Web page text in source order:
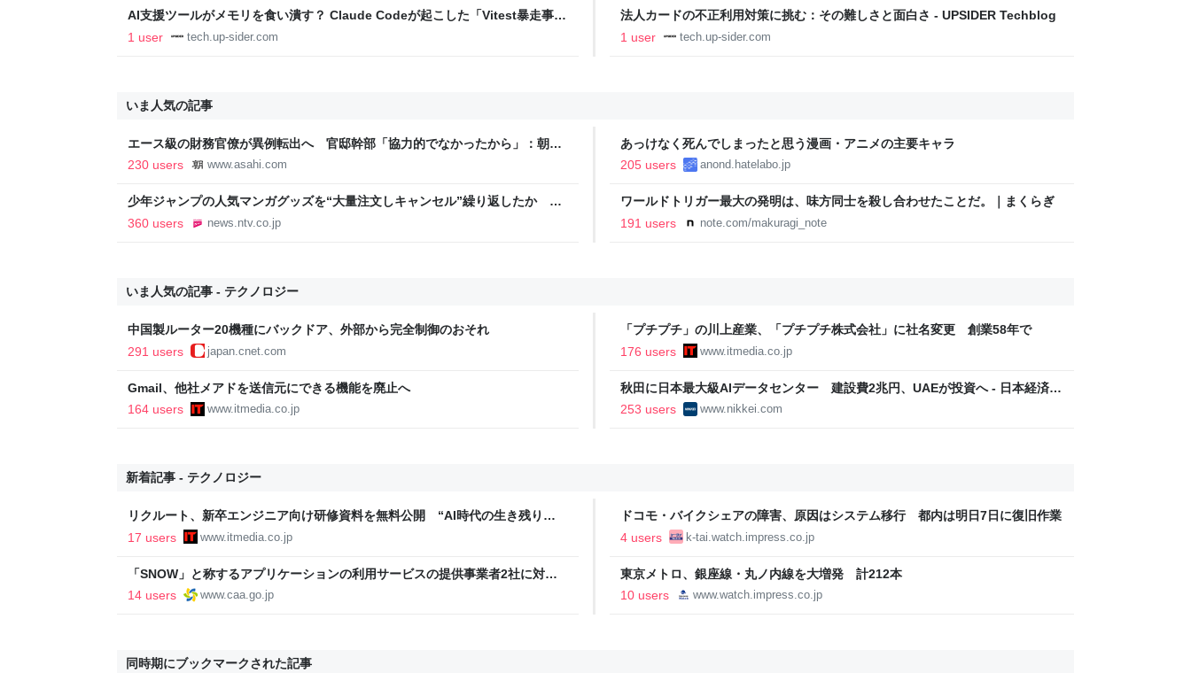
AI支援ツールがメモリを食い潰す？ Claude Codeが起こした「Vitest暴走事
件」の顛末と再発防止策 - UPSIDER Techblog
1 user tech.up-sider.com
法人カードの不正利用対策に挑む：その難しさと面白さ - UPSIDER Techblog
1 user
tech.up-sider.com
いま人気の記事
エース級の財務官僚が異例転出へ 官邸幹部「協力的でなかったから」：朝日
新聞
230 users www.asahi.com
あっけなく死んでしまったと思う漫画・アニメの主要キャラ
205 users
anond.hatelabo.jp
少年ジャンプの人気マンガグッズを“大量注文しキャンセル”繰り返したか 女
逮捕 総額43億円以上（2026年8月6日掲載）｜日テレNEWS NNN
360 users news.ntv.co.jp
ワールドトリガー最大の発明は、味方同士を殺し合わせたことだ。｜まくらぎ
191 users
note.com/makuragi_note
いま人気の記事 - テクノロジー
中国製ルーター20機種にバックドア、外部から完全制御のおそれ
291 users
japan.cnet.com
「プチプチ」の川上産業、「プチプチ株式会社」に社名変更 創業58年で
176 users
www.itmedia.co.jp
Gmail、他社メアドを送信元にできる機能を廃止へ
164 users
www.itmedia.co.jp
秋田に日本最大級AIデータセンター 建設費2兆円、UAEが投資へ - 日本経済新
聞
253 users www.nikkei.com
新着記事 - テクノロジー
リクルート、新卒エンジニア向け研修資料を無料公開 “AI時代の生き残り
方”など紹介する13本
17 users www.itmedia.co.jp
ドコモ・バイクシェアの障害、原因はシステム移行 都内は明日7日に復旧作業
4 users
k-tai.watch.impress.co.jp
「SNOW」と称するアプリケーションの利用サービスの提供事業者2社に対す
る景品表示法に基づく措置命令について | 消費者庁
14 users www.caa.go.jp
東京メトロ、銀座線・丸ノ内線を大増発 計212本
10 users
www.watch.impress.co.jp
同時期にブックマークされた記事